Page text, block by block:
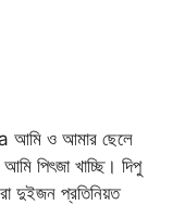
ও আমার ছেলে
আমি পিৎজা খাচ্ছি। দিপু
দুইজন প্রতিনিয়ত